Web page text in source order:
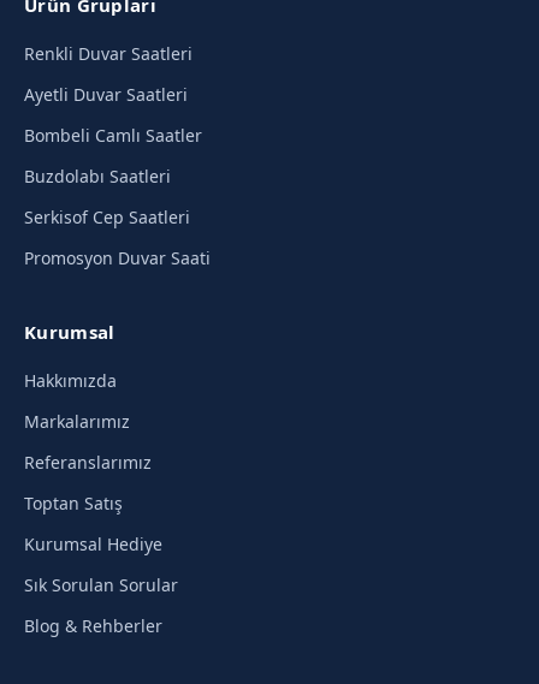
Renkli Duvar Saatleri
Ayetli Duvar Saatleri
Bombeli Camlı Saatler
Buzdolabı Saatleri
Serkisof Cep Saatleri
Promosyon Duvar Saati
Kurumsal
Hakkımızda
Markalarımız
Referanslarımız
Toptan Satış
Kurumsal Hediye
Sık Sorulan Sorular
Blog & Rehberler